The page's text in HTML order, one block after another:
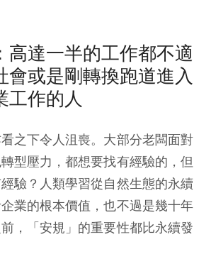
高達一半的工作都不適
會或是剛轉換跑道進入
工作的人
下令人沮喪。大部分老闆面對
型壓力，都想要找有經驗的，但
驗？人類學習從自然生態的永續
業的根本價值，也不過是幾十年
，「安規」的重要性都比永續發